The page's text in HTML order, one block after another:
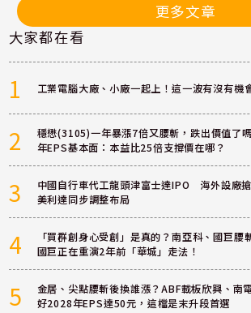
更多文章
大家都在看
1 工業電腦大廠、小廠一起上！這一波有沒有機
2
穩懋(3105)一年暴漲7倍又腰斬，跌出價值了
年EPS基本面：本益比25倍支撐價在哪？
3
中國自行車代工龍頭津富士達IPO 海外設廠
美利達同步調整布局
4
「買群創身心受創」是真的？南亞科、國巨腰
國巨正在重演2年前「華城」走法！
5
金居、尖點腰斬後換誰漲？ABF載板欣興、南
好2028年EPS達50元，這檔是末升段首選